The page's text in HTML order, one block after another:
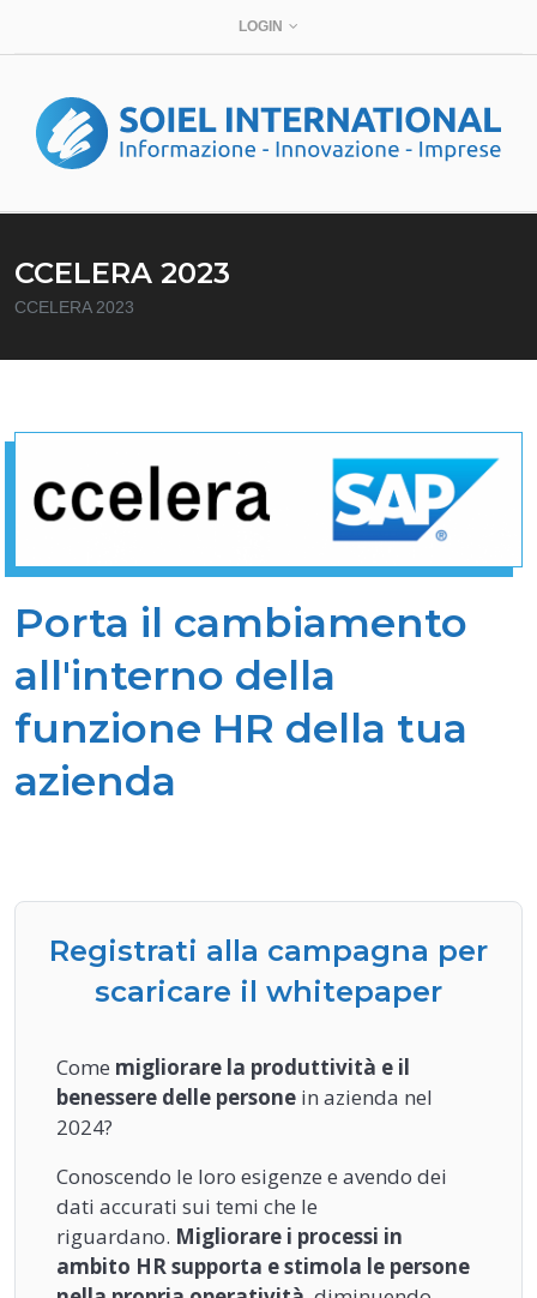
LOGIN
CCELERA 2023
CCELERA 2023
Porta il cambiamento
all'interno della
funzione HR della tua
azienda
Registrati alla campagna per
scaricare il whitepaper
Come migliorare la produttività e il
benessere delle persone in azienda nel
2024?
Conoscendo le loro esigenze e avendo dei
dati accurati sui temi che le
riguardano. Migliorare i processi in
ambito HR supporta e stimola le persone